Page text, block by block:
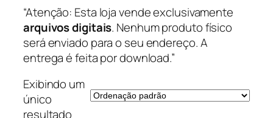
“Atenção: Esta loja vende exclusivamente
arquivos digitais. Nenhum produto físico
será enviado para o seu endereço. A
entrega é feita por download.”
Exibindo um
único
resultado